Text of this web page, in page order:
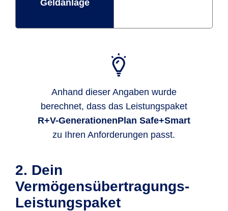
Geldanlage
Anhand dieser Angaben wurde
berechnet, dass das Leistungspaket
R+V-GenerationenPlan Safe+Smart
zu Ihren Anforderungen passt.
2. Dein
Vermögensübertragungs-
Leistungspaket